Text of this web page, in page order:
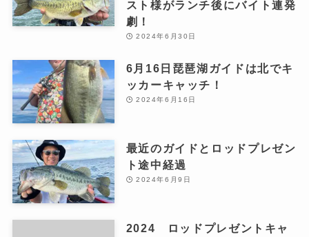
スト様がランチ後にバイト連発
劇！
2024年6月30日
6月16日琵琶湖ガイドは北でキ
ッカーキャッチ！
2024年6月16日
最近のガイドとロッドプレゼン
ト途中経過
2024年6月9日
2024 ロッドプレゼントキャ